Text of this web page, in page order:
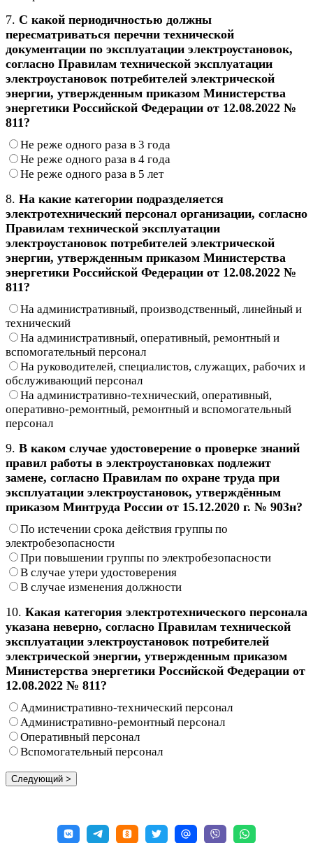
7. С какой периодичностью должны
пересматриваться перечни технической
документации по эксплуатации электроустановок,
согласно Правилам технической эксплуатации
электроустановок потребителей электрической
энергии, утвержденным приказом Министерства
энергетики Российской Федерации от 12.08.2022 №
811?
Не реже одного раза в 3 года
Не реже одного раза в 4 года
Не реже одного раза в 5 лет
8. На какие категории подразделяется
электротехнический персонал организации, согласно
Правилам технической эксплуатации
электроустановок потребителей электрической
энергии, утвержденным приказом Министерства
энергетики Российской Федерации от 12.08.2022 №
811?
На административный, производственный, линейный и
технический
На административный, оперативный, ремонтный и
вспомогательный персонал
На руководителей, специалистов, служащих, рабочих и
обслуживающий персонал
На административно-технический, оперативный,
оперативно-ремонтный, ремонтный и вспомогательный
персонал
9. В каком случае удостоверение о проверке знаний
правил работы в электроустановках подлежит
замене, согласно Правилам по охране труда при
эксплуатации электроустановок, утверждённым
приказом Минтруда России от 15.12.2020 г. № 903н?
По истечении срока действия группы по
электробезопасности
При повышении группы по электробезопасности
В случае утери удостоверения
В случае изменения должности
10. Какая категория электротехнического персонала
указана неверно, согласно Правилам технической
эксплуатации электроустановок потребителей
электрической энергии, утвержденным приказом
Министерства энергетики Российской Федерации от
12.08.2022 № 811?
Административно-технический персонал
Административно-ремонтный персонал
Оперативный персонал
Вспомогательный персонал